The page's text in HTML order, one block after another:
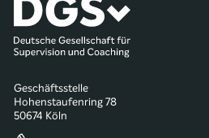
Geschäftsstelle
Hohenstaufenring 78
50674 Köln